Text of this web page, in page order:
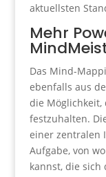
aktuellsten
Mehr
Das Mind-
ebenfalls aus
die
festzuhalten.
einer zentralen
Aufgabe, von
kannst, die